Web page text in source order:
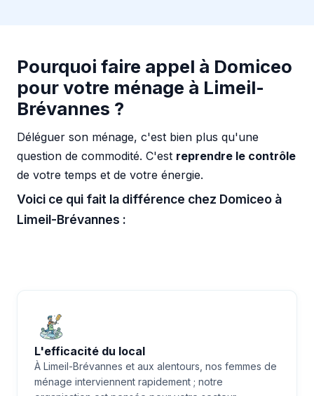
Pourquoi faire appel à Domiceo
pour votre ménage à Limeil-
Brévannes ?
Déléguer son ménage, c'est bien plus qu'une
question de commodité. C'est reprendre le contrôle
de votre temps et de votre énergie.
Voici ce qui fait la différence chez Domiceo à
Limeil-Brévannes :
L'efficacité du local
À Limeil-Brévannes et aux alentours, nos femmes de
ménage interviennent rapidement ; notre